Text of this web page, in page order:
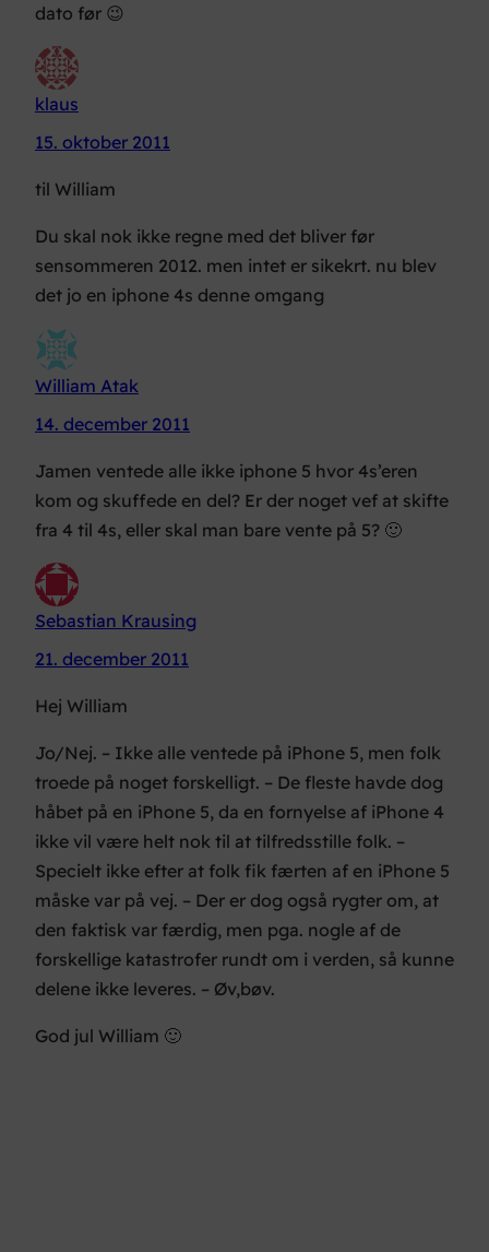
dato før 😉
klaus
15. oktober 2011
til William
Du skal nok ikke regne med det bliver før
sensommeren 2012. men intet er sikekrt. nu blev
det jo en iphone 4s denne omgang
William Atak
14. december 2011
Jamen ventede alle ikke iphone 5 hvor 4s’eren
kom og skuffede en del? Er der noget vef at skifte
fra 4 til 4s, eller skal man bare vente på 5? 🙂
Sebastian Krausing
21. december 2011
Hej William
Jo/Nej. – Ikke alle ventede på iPhone 5, men folk
troede på noget forskelligt. – De fleste havde dog
håbet på en iPhone 5, da en fornyelse af iPhone 4
ikke vil være helt nok til at tilfredsstille folk. –
Specielt ikke efter at folk fik færten af en iPhone 5
måske var på vej. – Der er dog også rygter om, at
den faktisk var færdig, men pga. nogle af de
forskellige katastrofer rundt om i verden, så kunne
delene ikke leveres. – Øv,bøv.
God jul William 🙂